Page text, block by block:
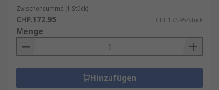
Zwischensumme (1 Stück)
CHF.172.95 CHF.172.95/Stück
Menge
Hinzufügen